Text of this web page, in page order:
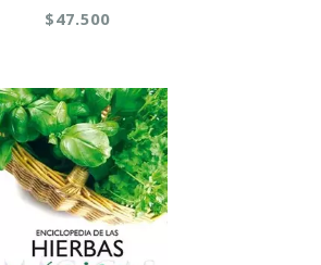
$47.500